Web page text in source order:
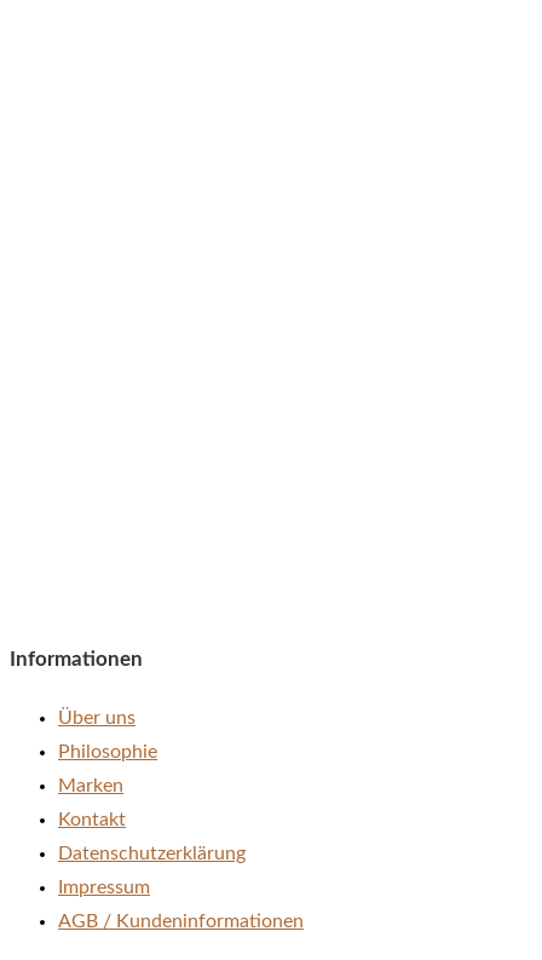
Informationen
Über uns
Philosophie
Marken
Kontakt
Datenschutzerklärung
Impressum
AGB / Kundeninformationen